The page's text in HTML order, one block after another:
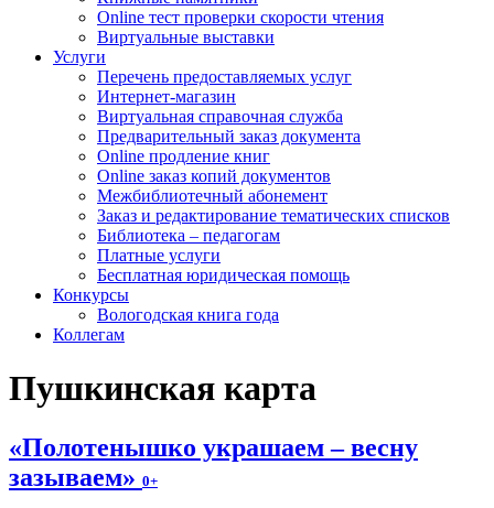
Online тест проверки скорости чтения
Виртуальные выставки
Услуги
Перечень предоставляемых услуг
Интернет-магазин
Виртуальная справочная служба
Предварительный заказ документа
Online продление книг
Online заказ копий документов
Межбиблиотечный абонемент
Заказ и редактирование тематических списков
Библиотека – педагогам
Платные услуги
Бесплатная юридическая помощь
Конкурсы
Вологодская книга года
Коллегам
Пушкинская карта
«Полотенышко украшаем – весну
зазываем» 0+